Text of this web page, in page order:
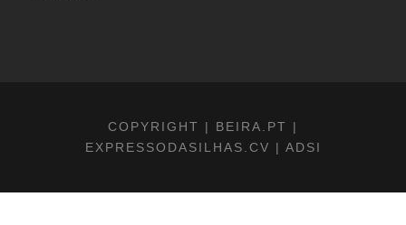
COPYRIGHT | BEIRA.PT |
EXPRESSODASILHAS.CV | ADSI